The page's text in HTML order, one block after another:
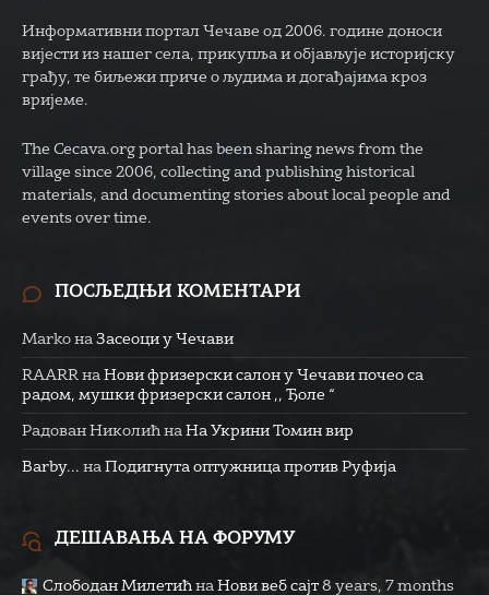
Информативни портал Чечаве од 2006. године доноси
вијести из нашег села, прикупља и објављује историјску
грађу, те биљежи приче о људима и догађајима кроз
вријеме.
The Cecava.org portal has been sharing news from the
village since 2006, collecting and publishing historical
materials, and documenting stories about local people and
events over time.
ПОСЉЕДЊИ КОМЕНТАРИ
Marko на Засеоци у Чечави
RAARR на Нови фризерски салон у Чечави почео са
радом, мушки фризерски салон ,, Ђоле “
Радован Николић на На Укрини Томин вир
Barby... на Подигнута оптужница против Руфија
ДЕШАВАЊА НА ФОРУМУ
Слободан Милетић на Нови веб сајт 8 years, 7 months